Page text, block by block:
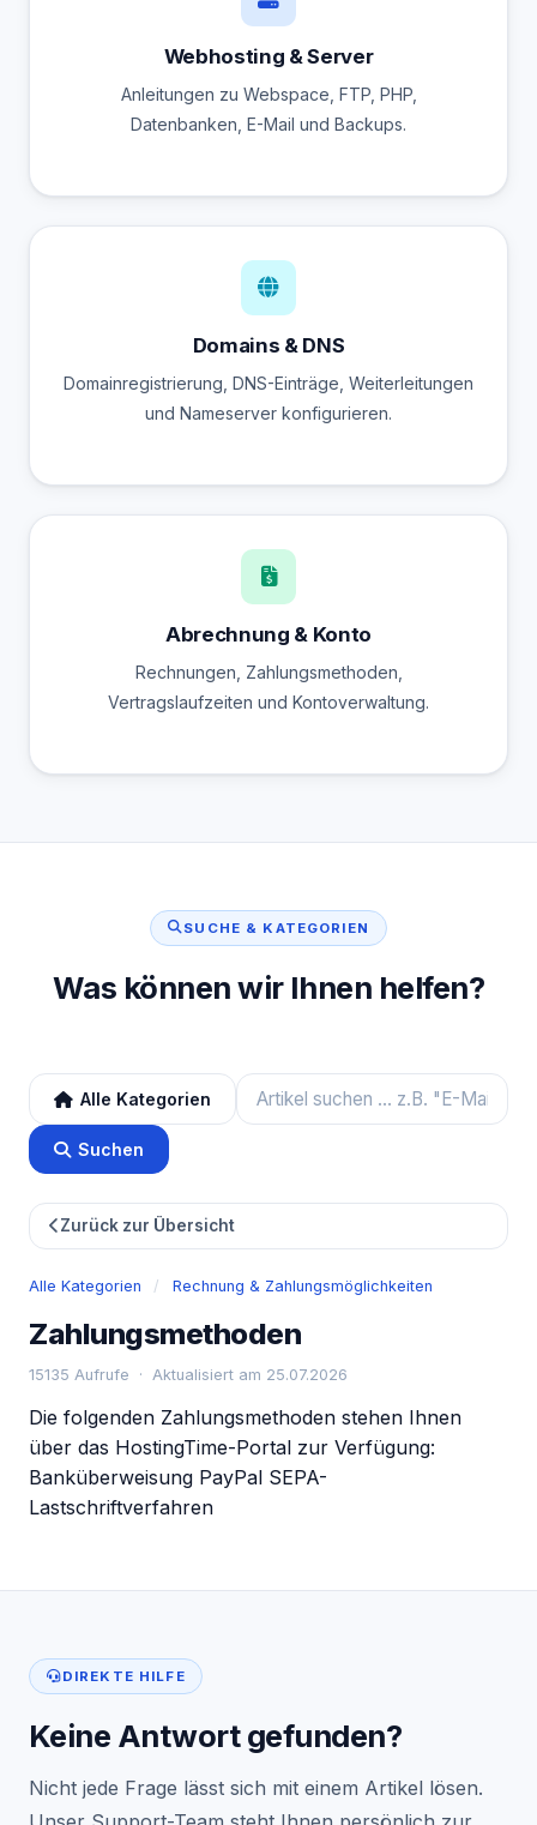
Webhosting & Server
Anleitungen zu Webspace, FTP, PHP,
Datenbanken, E-Mail und Backups.
Domains & DNS
Domainregistrierung, DNS-Einträge, Weiterleitungen
und Nameserver konfigurieren.
Abrechnung & Konto
Rechnungen, Zahlungsmethoden,
Vertragslaufzeiten und Kontoverwaltung.
SUCHE & KATEGORIEN
Was können wir Ihnen helfen?
Alle Kategorien
Suchen
Zurück zur Übersicht
Alle Kategorien / Rechnung & Zahlungsmöglichkeiten
Zahlungsmethoden
15135 Aufrufe · Aktualisiert am 25.07.2026
Die folgenden Zahlungsmethoden stehen Ihnen
über das HostingTime-Portal zur Verfügung:
Banküberweisung PayPal SEPA-
Lastschriftverfahren
DIREKTE HILFE
Keine Antwort gefunden?
Nicht jede Frage lässt sich mit einem Artikel lösen.